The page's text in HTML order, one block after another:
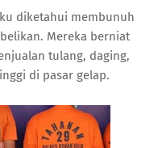
diketahui membunuh
Mereka berniat
tulang, daging,
di pasar gelap.